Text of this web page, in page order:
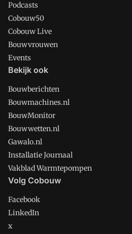
Podcasts
Cobouw50
Cobouw Live
Bouwvrouwen
Events
Bekijk ook
Bouwberichten
Bouwmachines.nl
BouwMonitor
Bouwwetten.nl
Gawalo.nl
Installatie Journaal
Vakblad Warmtepompen
Volg Cobouw
Facebook
LinkedIn
x